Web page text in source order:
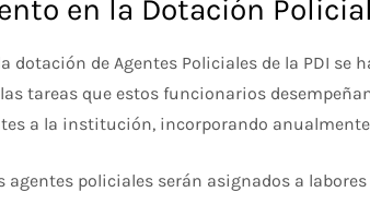
en la Dotación Policial
dotación de Agentes Policiales de la PDI
tareas que estos funcionarios
a la institución, incorporando
agentes policiales serán asignados a